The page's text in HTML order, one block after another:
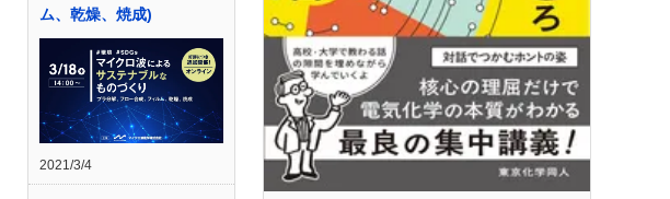
ム、乾燥、焼成)
2021/3/4